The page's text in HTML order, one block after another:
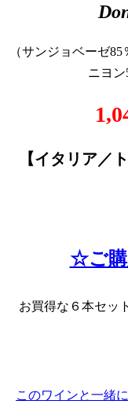
（サンジョベーゼ
ニヨン
【イタリア／
☆ご
お買得な６本セッ
このワインと一緒